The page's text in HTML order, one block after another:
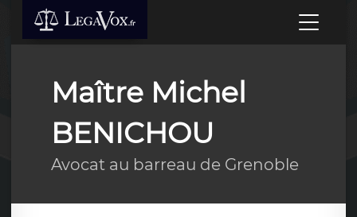
Maître Michel
BENICHOU
Avocat au barreau de Grenoble